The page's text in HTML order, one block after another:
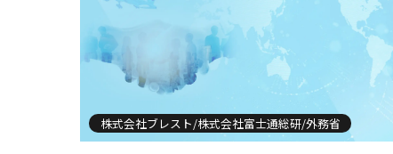
株式会社ブレスト/株式会社富士通総研/外務省